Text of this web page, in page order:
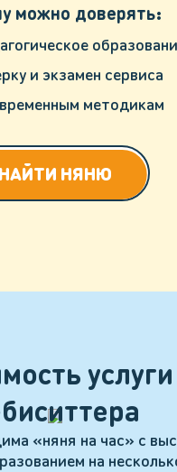
можно доверять:
и экзамен сервиса
методикам
НАЙТИ НЯНЮ
услуги
«няня на час» с
на